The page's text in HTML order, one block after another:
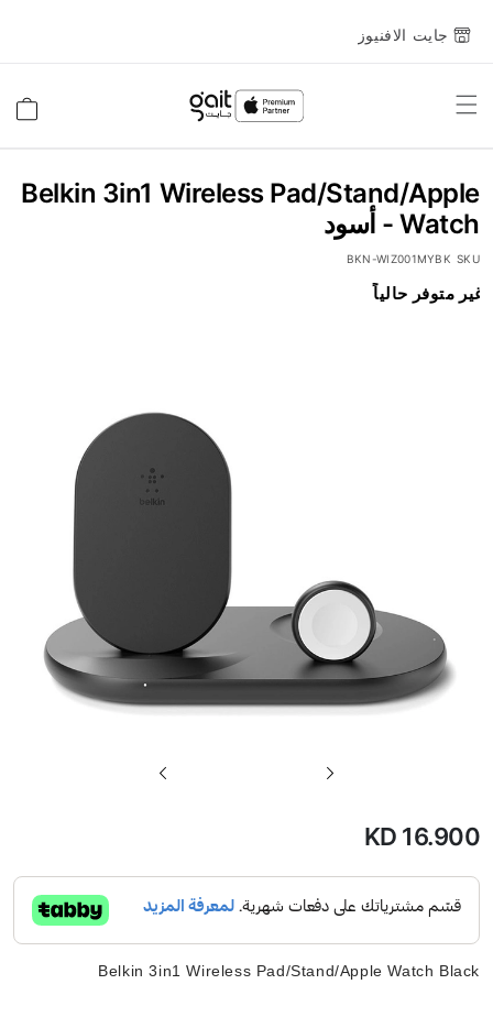
جايت الافنيوز
Toggle
Belkin 3in1 Wireless Pad/Stand/Apple
Watch - أسود
SKU
BKN-WIZ001MYBK
انتقل
إلى
غير متوفر حالياً
معرض
KD 16.900
Belkin 3in1 Wireless Pad/Stand/Apple Watch Black